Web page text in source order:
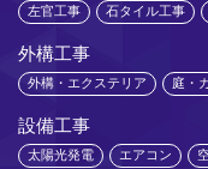
左官工事 石タイル工事
外構工事
外構・エクステリア 庭・
設備工事
太陽光発電 エアコン